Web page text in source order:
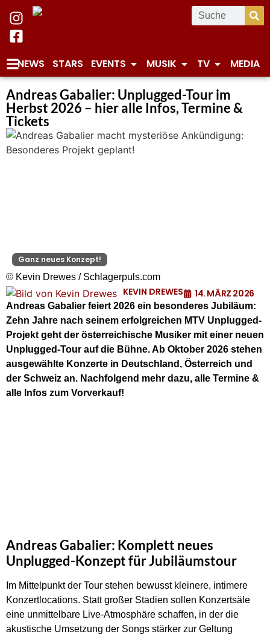
NEWS STARS EVENTS MUSIK TV MEDIA
Andreas Gabalier: Unplugged-Tour im
Herbst 2026 – hier alle Infos, Termine &
Tickets
Ganz neues Konzept!
© Kevin Drewes / Schlagerpuls.com
KEVIN DREWES 14. MÄRZ 2026
Andreas Gabalier feiert 2026 ein besonderes Jubiläum:
Zehn Jahre nach seinem erfolgreichen MTV Unplugged-
Projekt geht der österreichische Musiker mit einer neuen
Unplugged-Tour auf die Bühne. Ab Oktober 2026 stehen
ausgewählte Konzerte in Deutschland, Österreich und
der Schweiz an. Nachfolgend mehr dazu, alle Termine &
alle Infos zum Vorverkauf!
Andreas Gabalier: Komplett neues
Unplugged-Konzept für Jubiläumstour
Im Mittelpunkt der Tour stehen bewusst kleinere, intimere
Konzertlocations. Statt großer Stadien sollen Konzertsäle
eine unmittelbare Live-Atmosphäre schaffen, in der die
akustische Umsetzung der Songs stärker zur Geltung